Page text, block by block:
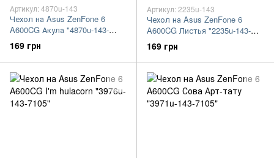
Артикул: 4870u-143
Чехол на Asus ZenFone 6
A600CG Акула "4870u-143-
7105"
169 грн
Артикул: 2235u-143
Чехол на Asus ZenFone 6
A600CG Листья "2235u-143-
7105"
169 грн